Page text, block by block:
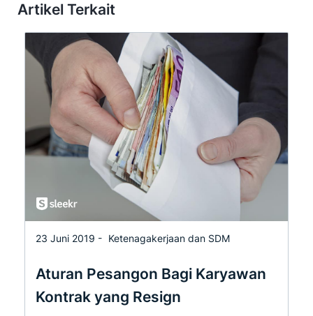
Artikel Terkait
23 Juni 2019 - Ketenagakerjaan dan SDM
Aturan Pesangon Bagi Karyawan
Kontrak yang Resign